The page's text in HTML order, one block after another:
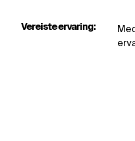
Vereiste ervaring: